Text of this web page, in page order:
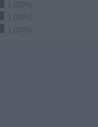
1 (20%)
1 (20%)
1 (20%)